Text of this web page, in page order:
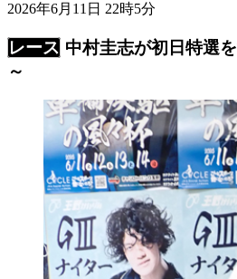
2026年6月11日 22時5分
中村圭志が初日特選
～